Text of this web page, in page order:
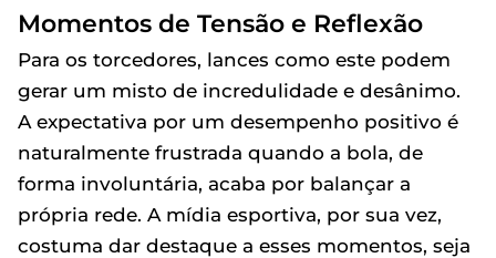
Momentos de Tensão e Reflexão
Para os torcedores, lances como este podem
gerar um misto de incredulidade e desânimo.
A expectativa por um desempenho positivo é
naturalmente frustrada quando a bola, de
forma involuntária, acaba por balançar a
própria rede. A mídia esportiva, por sua vez,
costuma dar destaque a esses momentos, seja